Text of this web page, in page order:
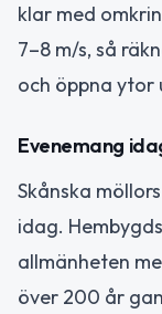
klar med
7–8 m/s, så
och öppna ytor
Evenemang
Skånska
idag.
allmänheten
över 200 år